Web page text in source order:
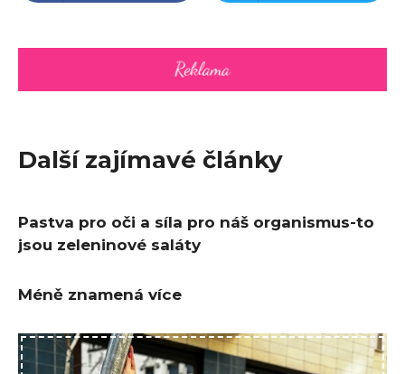
Další zajímavé články
Pastva pro oči a síla pro náš organismus-to
jsou zeleninové saláty
Méně znamená více